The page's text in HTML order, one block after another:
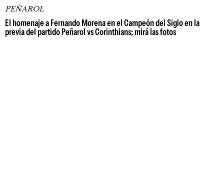
PEÑAROL
El homenaje a Fernando Morena en el Campeón del Siglo en la
previa del partido Peñarol vs Corinthians; mirá las fotos